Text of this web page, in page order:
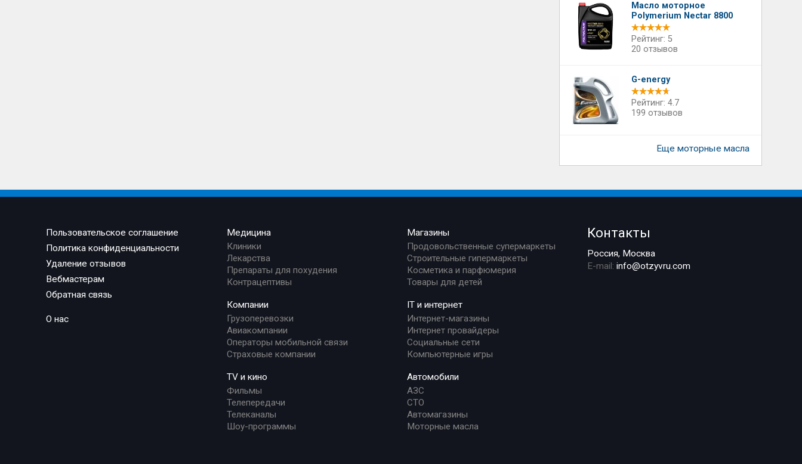
Масло моторное
Polymerium Nectar 8800
Рейтинг: 5
20 отзывов
G-energy
Рейтинг: 4.7
199 отзывов
Еще моторные масла
Пользовательское соглашение
Политика конфиденциальности
Удаление отзывов
Вебмастерам
Обратная связь
О нас
Медицина
Клиники
Лекарства
Препараты для похудения
Контрацептивы
Компании
Грузоперевозки
Авиакомпании
Операторы мобильной связи
Страховые компании
TV и кино
Фильмы
Телепередачи
Телеканалы
Шоу-программы
Магазины
Продовольственные супермаркеты
Строительные гипермаркеты
Косметика и парфюмерия
Товары для детей
IT и интернет
Интернет-магазины
Интернет провайдеры
Социальные сети
Компьютерные игры
Автомобили
АЗС
СТО
Автомагазины
Моторные масла
Контакты
Россия, Москва
E-mail:info@otzyvru.com